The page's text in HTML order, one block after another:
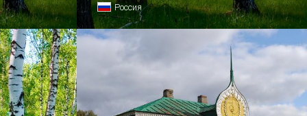
вам
Россия
Село — это избы, речка, сельсовет…
Но не тогда, когда речь идет
о Царском Селе, где вы избушек
не обнаружите.